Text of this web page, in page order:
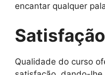
encantar qualquer
Qualidade do curso